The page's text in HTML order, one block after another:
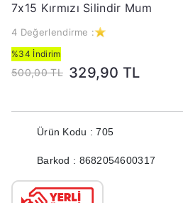
7x15 Kırmızı Silindir Mum
4 Değerlendirme :
%34 İndirim
500,00 TL 329,90 TL
Ürün Kodu : 705
Barkod : 8682054600317